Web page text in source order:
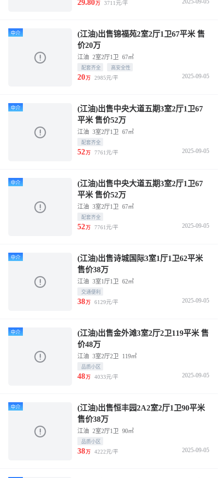
29.80万 3711元/平 2025-09-05
中介
(江油)出售锦福苑2室2厅1卫67平米 售
价20万
江油 2室2厅1卫 67㎡
配套齐全 高安全性
20万 2985元/平 2025-09-05
中介
(江油)出售中央大道五期3室2厅1卫67
平米 售价52万
江油 3室2厅1卫 67㎡
配套齐全
52万 7761元/平 2025-09-05
中介
(江油)出售中央大道五期3室2厅1卫67
平米 售价52万
江油 3室2厅1卫 67㎡
配套齐全
52万 7761元/平 2025-09-05
中介
(江油)出售诗城国际3室1厅1卫62平米
售价38万
江油 3室1厅1卫 62㎡
交通便利
38万 6129元/平 2025-09-05
中介
(江油)出售金外滩3室2厅2卫119平米 售
价48万
江油 3室2厅2卫 119㎡
品质小区
48万 4033元/平 2025-09-05
中介
(江油)出售恒丰园2A2室2厅1卫90平米
售价38万
江油 2室2厅1卫 90㎡
品质小区
38万 4222元/平 2025-09-05